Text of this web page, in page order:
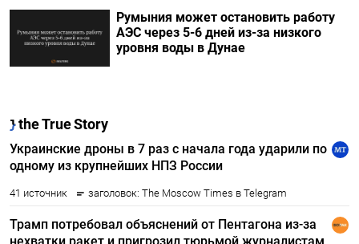
Румыния может остановить работу
АЭС через 5-6 дней из-за низкого
уровня воды в Дунае